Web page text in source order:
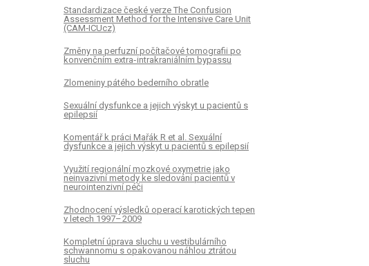
Standardizace české verze The Confusion
Assessment Method for the Intensive Care Unit
(CAM‑ICUcz)
Změny na perfuzní počítačové tomografii po
konvenčním extra‑ intrakraniálním bypassu
Zlomeniny pátého bederního obratle
Sexuální dysfunkce a jejich výskyt u pacientů s
epilepsií
Komentář k práci Mařák R et al. Sexuální
dysfunkce a jejich výskyt u pacientů s epilepsií
Využití regionální mozkové oxymetrie jako
neinvazivní metody ke sledování pacientů v
neurointenzivní péči
Zhodnocení výsledků operací karotických tepen
v letech 1997– 2009
Kompletní úprava sluchu u vestibulárního
schwannomu s opakovanou náhlou ztrátou
sluchu